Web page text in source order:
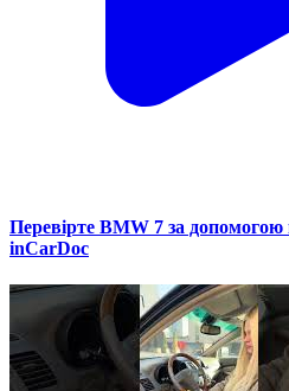
Перевірте BMW 7 за допомогою
inCarDoc